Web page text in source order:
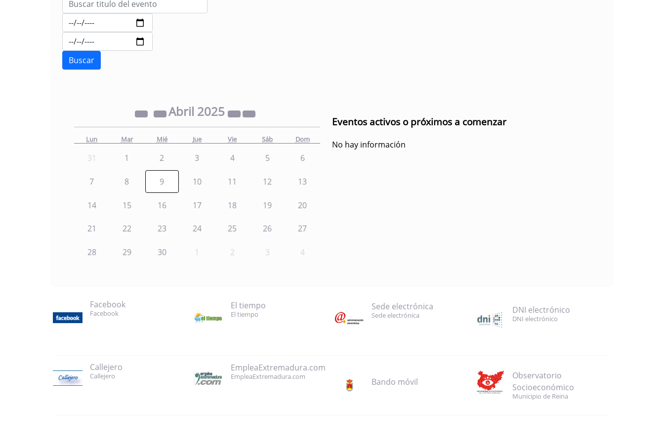
Abril 2025
Lun Mar Mié Jue Vie Sáb Dom
31 1 2 3 4 5 6
7 8 9 10 11 12 13
14 15 16 17 18 19 20
21 22 23 24 25 26 27
28 29 30 1 2 3 4
Eventos activos o próximos a comenzar
No hay información
Facebook
Facebook
El tiempo
El tiempo
Sede electrónica
Sede electrónica DNI electrónico
DNI electrónico
Callejero
Callejero
EmpleaExtremadura.com
EmpleaExtremadura.com
Bando móvil
Observatorio
Socioeconómico
Municipio de Reina